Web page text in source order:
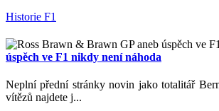
Historie F1
úspěch ve F1 nikdy není náhoda
Neplní přední stránky novin jako totalitář
vítězů najdete j...